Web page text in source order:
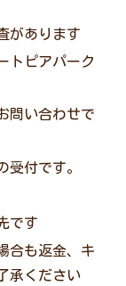
があります
トピアパーク
問い合わせで
受付です。
です
合も返金、キ
承ください